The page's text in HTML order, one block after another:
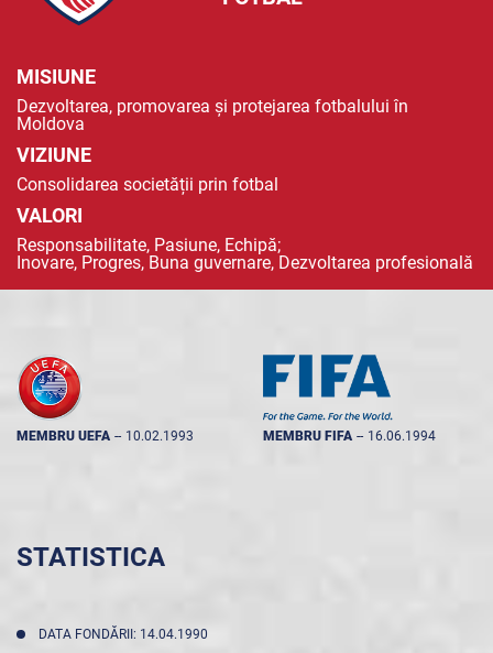
MISIUNE
Dezvoltarea, promovarea și protejarea fotbalului în
Moldova
VIZIUNE
Consolidarea societății prin fotbal
VALORI
Responsabilitate, Pasiune, Echipă;
Inovare, Progres, Buna guvernare, Dezvoltarea profesională
MEMBRU UEFA -- 10.02.1993 MEMBRU FIFA -- 16.06.1994
STATISTICA
DATA FONDĂRII: 14.04.1990